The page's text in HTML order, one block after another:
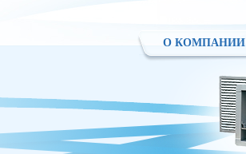
О КОМПАНИИ